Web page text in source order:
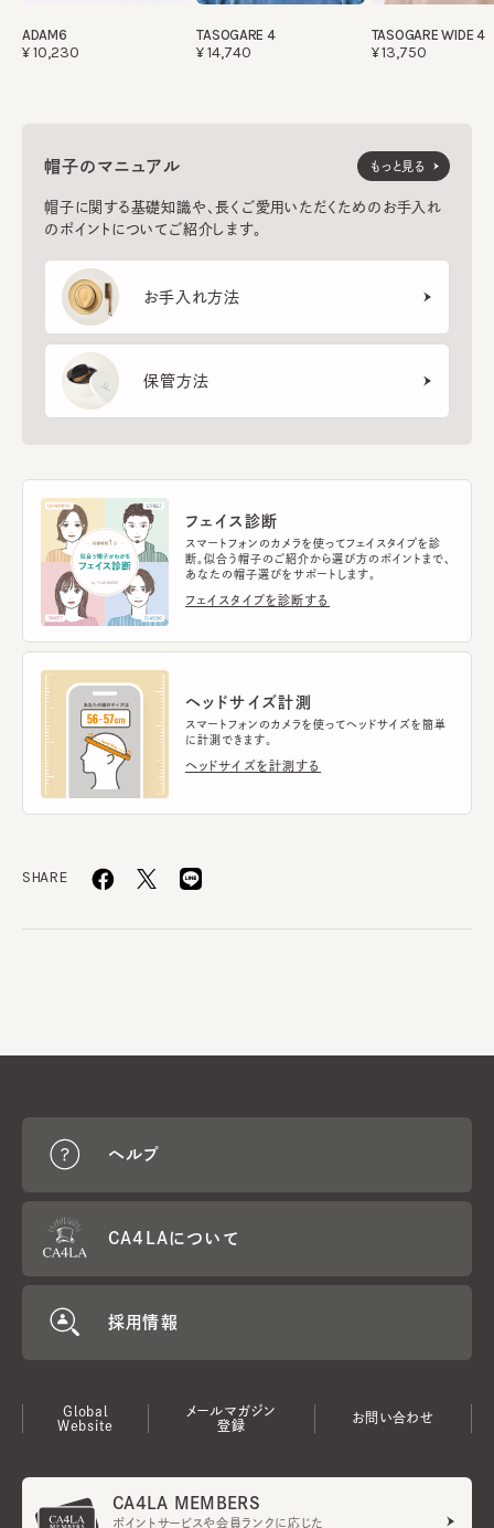
ADAM6
¥10,230
TASOGARE 4
¥14,740
TASOGARE WIDE 4
¥13,750
帽子のマニュアル
帽子に関する基礎知識や、長くご愛用いただくためのお手入れ
のポイントについてご紹介します。
お手入れ方法
保管方法
もっと見る
フェイス診断
スマートフォンのカメラを使ってフェイスタイプを診
断。似合う帽子のご紹介から選び方のポイントまで、
あなたの帽子選びをサポートします。
フェイスタイプを診断する
ヘッドサイズ計測
スマートフォンのカメラを使ってヘッドサイズを簡単
に計測できます。
ヘッドサイズを計測する
SHARE
ヘルプ
CA4LAについて
採用情報
Global
Website
メールマガジン
登録
お問い合わせ
CA4LA MEMBERS
ポイントサービスや会員ランクに応じた